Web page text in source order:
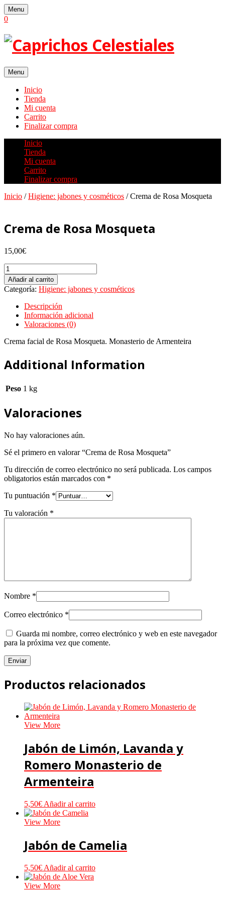
Skip
to
Menu
0
Menu
Inicio
Tienda
Mi cuenta
Carrito
Finalizar compra
Inicio
Tienda
Mi cuenta
Carrito
Finalizar compra
Inicio /Higiene: jabones y cosméticos / Crema de Rosa Mosqueta
Crema de Rosa Mosqueta
15,00€
Crema
de
Rosa
Mosqueta
cantidad
Añadir al carrito
Categoría: Higiene: jabones y cosméticos
Descripción
Información adicional
Valoraciones (0)
Crema facial de Rosa Mosqueta. Monasterio de Armenteira
Additional Information
Peso 1 kg
Valoraciones
No hay valoraciones aún.
Sé el primero en valorar “Crema de Rosa Mosqueta”
Tu dirección de correo electrónico no será publicada. Los campos
obligatorios están marcados con *
Tu puntuación *
Tu valoración *
Nombre *
Correo electrónico *
Guarda mi nombre, correo electrónico y web en este navegador
para la próxima vez que comente.
Productos relacionados
View More
Jabón de Limón, Lavanda y
Romero Monasterio de
Armenteira
5,50€ Añadir al carrito
View More
Jabón de Camelia
5,50€ Añadir al carrito
View More